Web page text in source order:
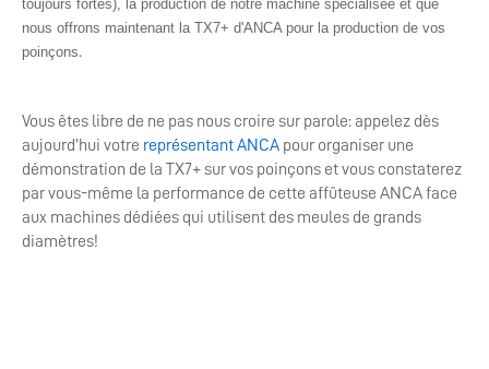
toujours fortes), la production de notre machine spécialisée et que
nous offrons maintenant la TX7+ d'ANCA pour la production de vos
poinçons.
Vous êtes libre de ne pas nous croire sur parole: appelez dès
aujourd’hui votre représentant ANCA pour organiser une
démonstration de la TX7+ sur vos poinçons et vous constaterez
par vous-même la performance de cette affûteuse ANCA face
aux machines dédiées qui utilisent des meules de grands
diamètres!